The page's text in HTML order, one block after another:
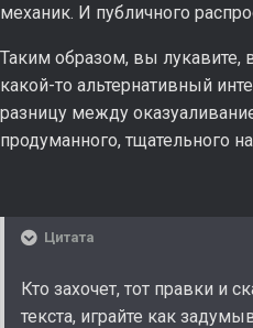
механик. И публичного
Таким образом, вы лукавите,
какой-то альтернативный
разницу между
продуманного, тщательного
Цитата
Кто захочет, тот правки и
текста, играйте как